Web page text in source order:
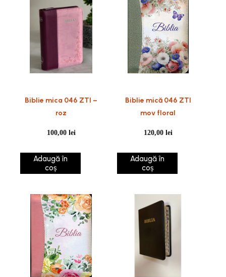
Biblie mica 046 ZTI –
roz
100,00 lei
Adaugă în
coș
Biblie mică 046 ZTI
mov floral
120,00 lei
Adaugă în
coș